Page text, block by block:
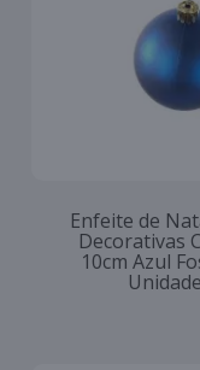
Enfeite de
Decorativas
10cm Azul